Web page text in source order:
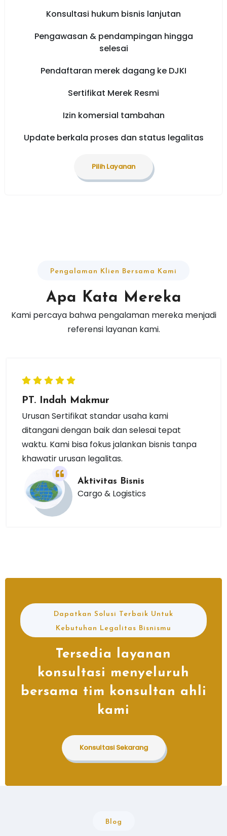
Konsultasi hukum bisnis lanjutan
Pengawasan & pendampingan hingga
selesai
Pendaftaran merek dagang ke DJKI
Sertifikat Merek Resmi
Izin komersial tambahan
Update berkala proses dan status legalitas
Pilih Layanan
Pengalaman Klien Bersama Kami
Apa Kata Mereka
Kami percaya bahwa pengalaman mereka menjadi
referensi layanan kami.
PT. Indah Makmur
Urusan Sertifikat standar usaha kami
ditangani dengan baik dan selesai tepat
waktu. Kami bisa fokus jalankan bisnis tanpa
khawatir urusan legalitas.
Aktivitas Bisnis
Cargo & Logistics
Dapatkan Solusi Terbaik Untuk
Kebutuhan Legalitas Bisnismu
Tersedia layanan
konsultasi menyeluruh
bersama tim konsultan ahli
kami
Konsultasi Sekarang
Blog